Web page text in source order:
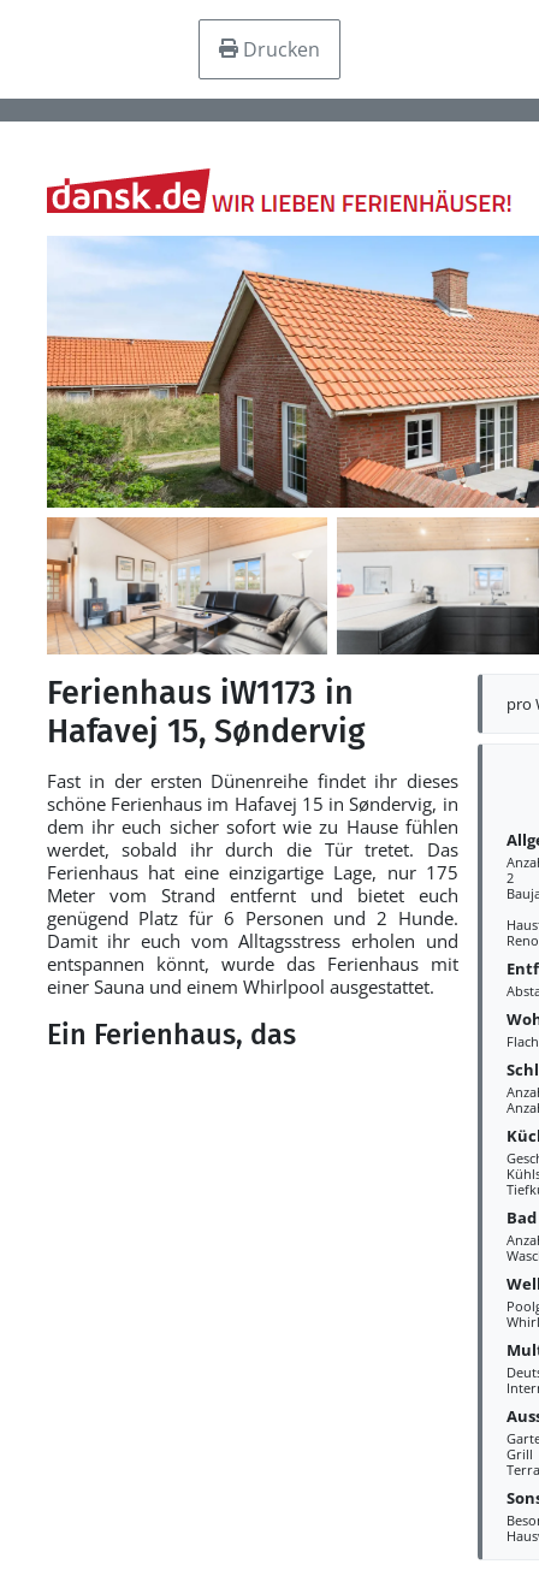
Drucken
pro
2
Bad
Grill
Ferienhaus iW1173 in
Hafavej 15, Søndervig
Fast in der ersten Dünenreihe findet ihr dieses
schöne Ferienhaus im Hafavej 15 in Søndervig, in
dem ihr euch sicher sofort wie zu Hause fühlen
werdet, sobald ihr durch die Tür tretet. Das
Ferienhaus hat eine einzigartige Lage, nur 175
Meter vom Strand entfernt und bietet euch
genügend Platz für 6 Personen und 2 Hunde.
Damit ihr euch vom Alltagsstress erholen und
entspannen könnt, wurde das Ferienhaus mit
einer Sauna und einem Whirlpool ausgestattet.
Ein Ferienhaus, das